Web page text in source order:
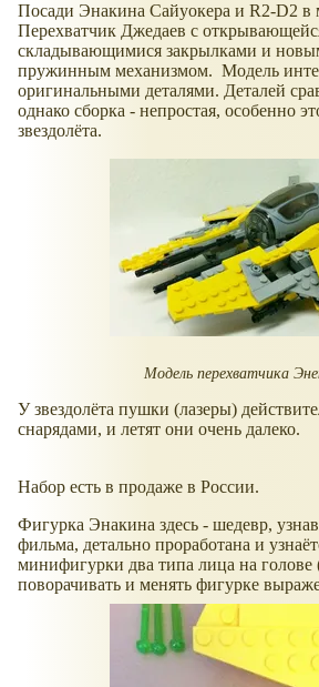
Посади Энакина Сайуокера и R2-D2 в
Перехватчик Джедаев с
складывающимися закрылками и
пружинным механизмом. Модель
оригинальными деталями. Деталей
однако сборка - непростая, особенно
звездолёта.
Модель перехватчика
У звездолёта пушки (лазеры)
снарядами, и летят они очень далеко.
Набор есть в продаже в России.
Фигурка Энакина здесь - шедевр,
фильма, детально проработана и
минифигурки два типа лица на
поворачивать и менять фигурке